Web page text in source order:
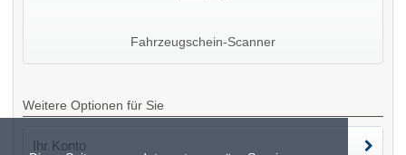
Fahrzeugschein-Scanner
Weitere Optionen für Sie
Ihr Konto